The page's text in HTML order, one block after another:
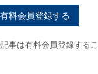
有料会員登録する
事は有料会員登録する